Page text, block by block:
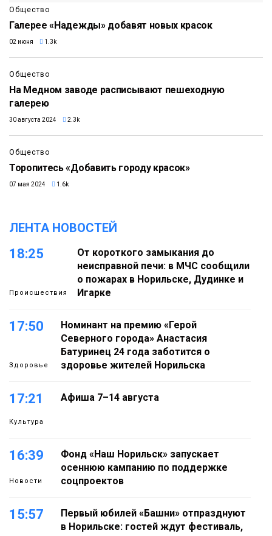
Общество
Галерее «Надежды» добавят новых красок
02 июня 1.3k
Общество
На Медном заводе расписывают пешеходную
галерею
30 августа 2024 2.3k
Общество
Торопитесь «Добавить городу красок»
07 мая 2024 1.6k
ЛЕНТА НОВОСТЕЙ
18:25
Происшествия
От короткого замыкания до
неисправной печи: в МЧС сообщили
о пожарах в Норильске, Дудинке и
Игарке
17:50
Здоровье
Номинант на премию «Герой
Северного города» Анастасия
Батуринец 24 года заботится о
здоровье жителей Норильска
17:21
Культура
Афиша 7–14 августа
16:39
Новости
Фонд «Наш Норильск» запускает
осеннюю кампанию по поддержке
соцпроектов
15:57
Первый юбилей «Башни» отпразднуют
в Норильске: гостей ждут фестиваль,